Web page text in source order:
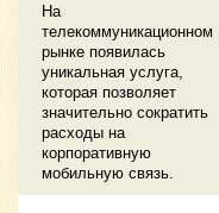
На
телекоммуникационном
рынке появилась
уникальная услуга,
которая позволяет
значительно сократить
расходы на
корпоративную
мобильную связь.